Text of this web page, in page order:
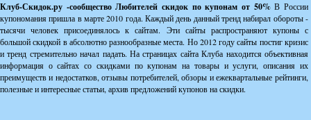
Клуб-Скидок.ру -сообщество Любителей скидок по купонам от 50%В России
купономания пришла в марте 2010 года. Каждый день данный тренд набирал обороты -
тысячи человек присоединялось к сайтам. Эти сайты распространяют купоны с
большой скидкой в абсолютно разнообразные места. Но 2012 году сайты постиг кризис
и тренд стремительно начал падать. На страницах сайта Клуба находится объективная
информация о сайтах со скидками по купонам на товары и услуги, описания их
преимуществ и недостатков, отзывы потребителей, обзоры и ежеквартальные рейтинги,
полезные и интересные статьи, архив предложений купонов на скидки.